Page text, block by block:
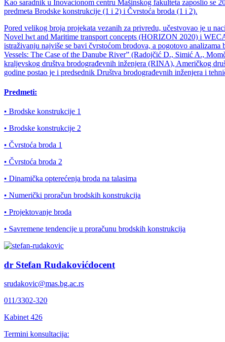
Kao saradnik u Inovacionom centru Mašinskog fakulteta zaposlio se
predmeta Brodske konstrukcije (1 i 2) i Čvrstoća broda (1 i 2).
Pored velikog broja projekata vezanih za privredu, učestvovao je u
Novel lwt and Maritime transport concepts (HORIZON 2020) i
istraživanju najviše se bavi čvrstoćom brodova, a pogotovo
Vessels: The Case of the Danube River” (Radojčić D., Simić A.,
kraljevskog društva brodograđevnih inženjera (RINA), Američkog
godine postao je i predsednik Društva brodograđevnih inženjera i
Predmeti:
• Brodske konstrukcije 1
• Brodske konstrukcije 2
• Čvrstoća broda 1
• Čvrstoća broda 2
• Dinamička opterećenja broda na talasima
• Numerički proračun brodskih konstrukcija
• Projektovanje broda
• Savremene tendencije u proračunu brodskih konstrukcija
dr Stefan Rudakovićdocent
srudakovic@mas.bg.ac.rs
011/3302-320
Kabinet 426
Termini konsultacija: